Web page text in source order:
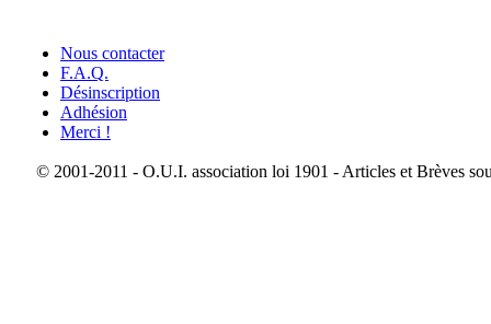
Nous contacter
F.A.Q.
Désinscription
Adhésion
Merci !
© 2001-2011 - O.U.I. association loi 1901 - Articles et Brèves